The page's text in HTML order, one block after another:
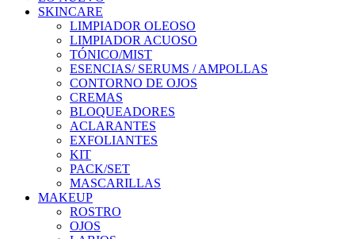
SKINCARE
LIMPIADOR OLEOSO
LIMPIADOR ACUOSO
TÓNICO/MIST
ESENCIAS/ SERUMS / AMPOLLAS
CONTORNO DE OJOS
CREMAS
BLOQUEADORES
ACLARANTES
EXFOLIANTES
KIT
PACK/SET
MASCARILLAS
MAKEUP
ROSTRO
OJOS